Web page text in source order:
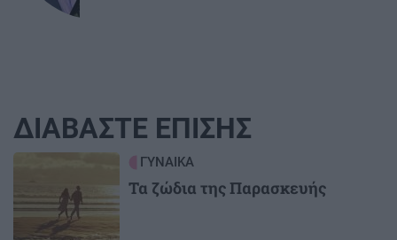
ΔΙΑΒΑΣΤΕ ΕΠΙΣΗΣ
ΓΥΝΑΙΚΑ
Τα ζώδια της Παρασκευής